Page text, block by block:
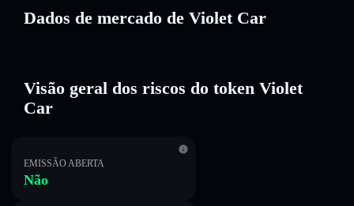
Dados de mercado de Violet Car
Visão geral dos riscos do token Violet
Car
EMISSÃO ABERTA
Não